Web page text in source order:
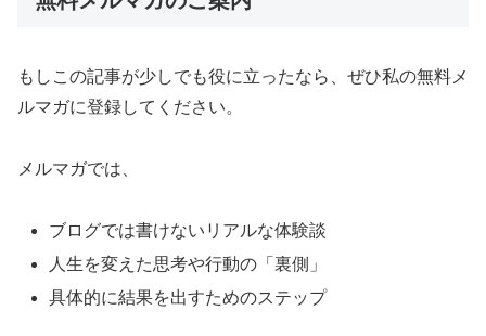
もしこの記事が少しでも役に立ったなら、ぜひ私の無料メ
ルマガに登録してください。
メルマガでは、
ブログでは書けないリアルな体験談
人生を変えた思考や行動の「裏側」
具体的に結果を出すためのステップ